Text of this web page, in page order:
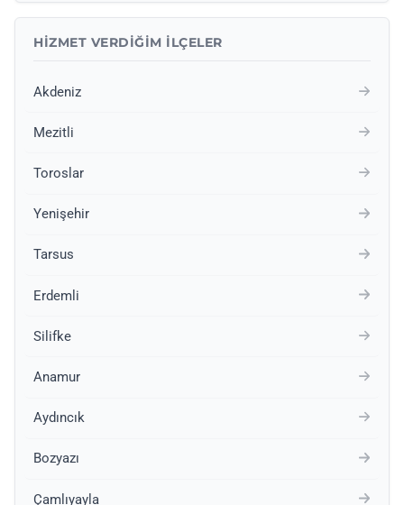
HIZMET VERDIĞIM İLÇELER
Akdeniz
Mezitli
Toroslar
Yenişehir
Tarsus
Erdemli
Silifke
Anamur
Aydıncık
Bozyazı
Çamlıyayla